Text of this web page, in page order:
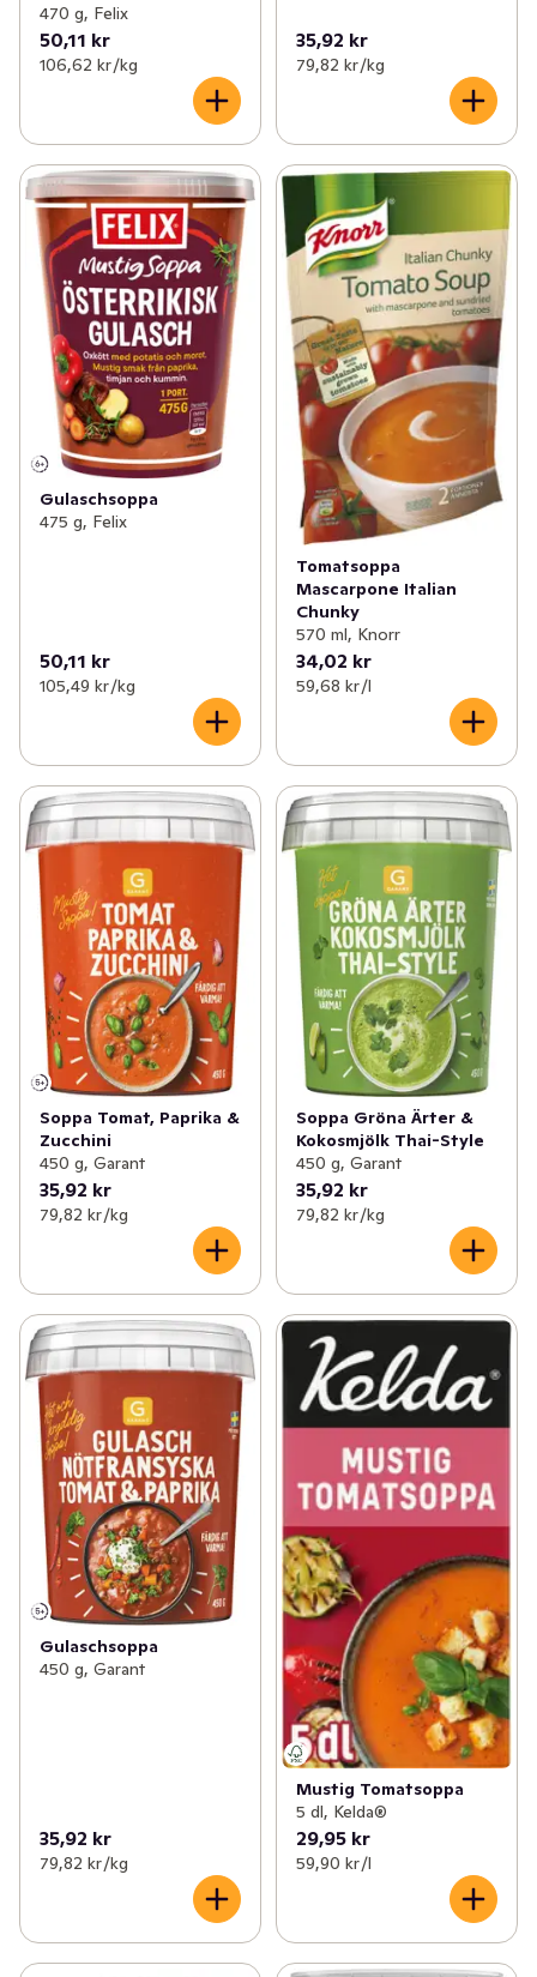
470 g, Felix
50,11 kr
106,62 kr /kg
35,92 kr
79,82 kr /kg
Gulaschsoppa
475 g, Felix
50,11 kr
105,49 kr /kg
Tomatsoppa
Mascarpone Italian
Chunky
570 ml, Knorr
34,02 kr
59,68 kr /l
Soppa Tomat, Paprika &
Zucchini
450 g, Garant
35,92 kr
79,82 kr /kg
Soppa Gröna Ärter &
Kokosmjölk Thai-Style
450 g, Garant
35,92 kr
79,82 kr /kg
Gulaschsoppa
450 g, Garant
35,92 kr
79,82 kr /kg
Mustig Tomatsoppa
5 dl, Kelda®
29,95 kr
59,90 kr /l